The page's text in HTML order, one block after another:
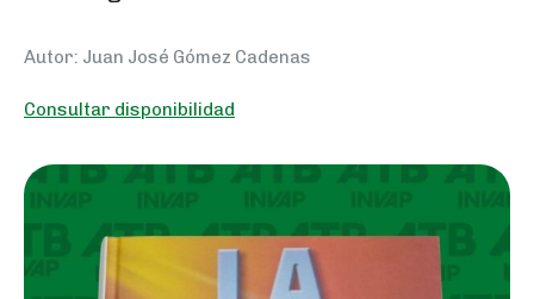
Autor: Juan José Gómez Cadenas
Consultar disponibilidad